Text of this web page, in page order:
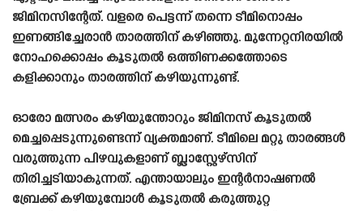
ജിമിനസിന്റേത്. വളരെ പെട്ടന്ന് തന്നെ ടീമിനൊപ്പം
ഇണങ്ങിച്ചേരാൻ താരത്തിന് കഴിഞ്ഞു. മുന്നേറ്റനിരയിൽ
നോഹക്കൊപ്പം കൂടുതൽ ഒത്തിണക്കത്തോടെ
കളിക്കാനും താരത്തിന് കഴിയുന്നുണ്ട്.
ഓരോ മത്സരം കഴിയുന്തോറും ജിമിനസ് കൂടുതൽ
മെച്ചപ്പെടുന്നുണ്ടെന്ന് വ്യക്തമാണ്. ടീമിലെ മറ്റു താരങ്ങൾ
വരുത്തുന്ന പിഴവുകളാണ് ബ്ലാസ്റ്റേഴ്‌സിന്
തിരിച്ചടിയാകുന്നത്. എന്തായാലും ഇന്റർനാഷണൽ
ബ്രേക്ക് കഴിയുമ്പോൾ കൂടുതൽ കരുത്തുറ്റ